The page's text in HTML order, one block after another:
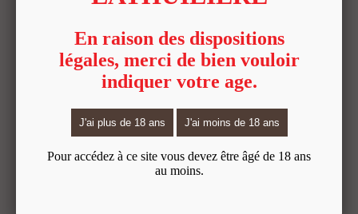
(Merci de préciser la quantité)
Fleurie "grill midi" 2023, 75cl - 10,30 €
(Merci de préciser la quantité)